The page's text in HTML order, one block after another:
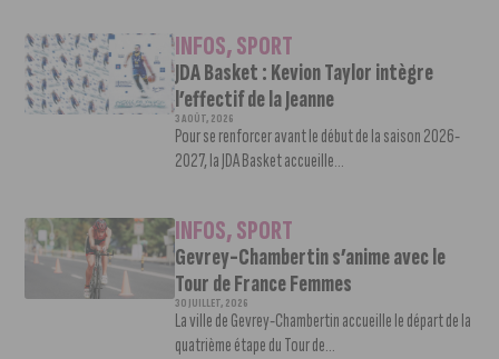
INFOS,SPORT
JDA Basket : Kevion Taylor intègre
l’effectif de la Jeanne
3 AOÛT, 2026
Pour se renforcer avant le début de la saison 2026-
2027, la JDA Basket accueille...
INFOS,SPORT
Gevrey-Chambertin s’anime avec le
Tour de France Femmes
30 JUILLET, 2026
La ville de Gevrey-Chambertin accueille le départ de la
quatrième étape du Tour de...